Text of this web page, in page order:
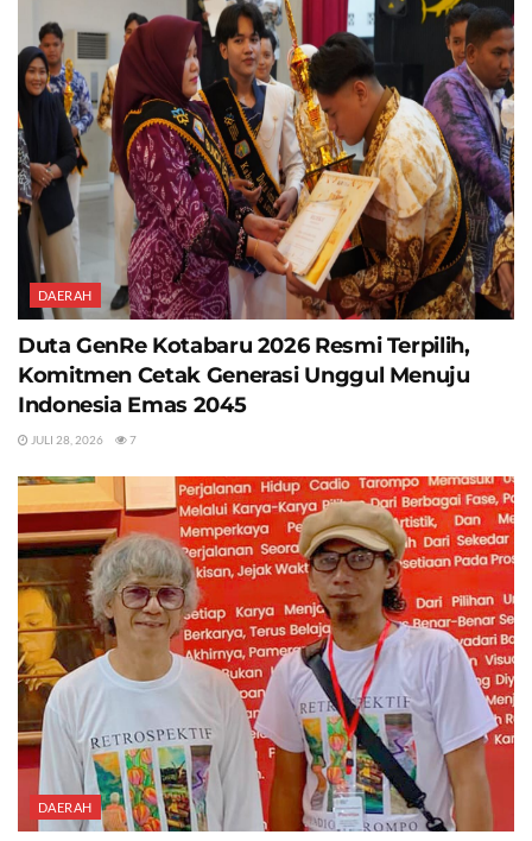
DAERAH
Duta GenRe Kotabaru 2026 Resmi Terpilih,
Komitmen Cetak Generasi Unggul Menuju
Indonesia Emas 2045
JULI 28, 2026 7
DAERAH